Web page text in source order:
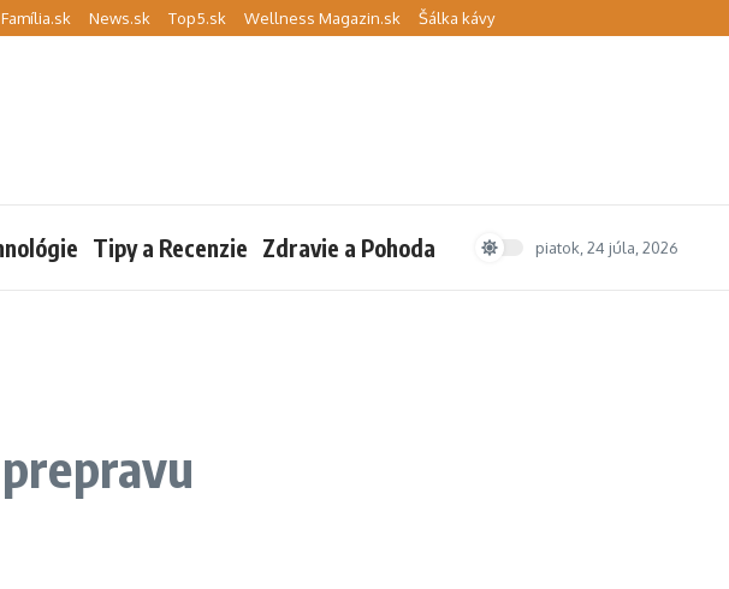
Família.sk News.sk Top5.sk Wellness Magazin.sk Šálka kávy
Tipy a Recenzie Zdravie a Pohoda piatok, 24 júla, 2026